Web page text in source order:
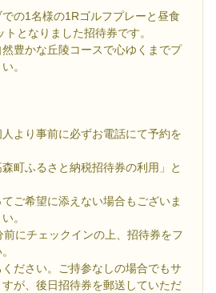
の1名様の1Rゴルフプレーと昼食
となりました招待券です。
豊かな丘陵コースで心ゆくまでプ
。
より事前に必ずお電話にて予約を
町ふるさと納税招待券の利用」と
ご希望に添えない場合もございま
。
にチェックインの上、招待券をフ
ださい。ご持参なしの場合でもサ
が、後日招待券を郵送していただ